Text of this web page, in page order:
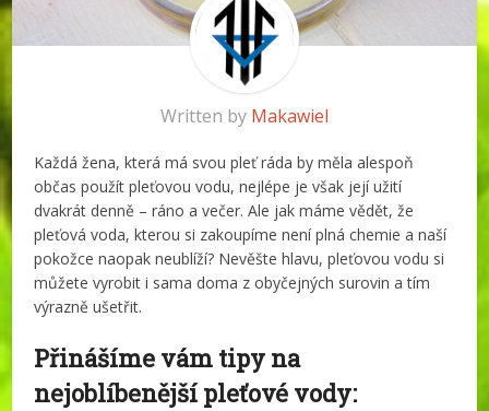
Written by Makawiel
Každá žena, která má svou pleť ráda by měla alespoň
občas použít pleťovou vodu, nejlépe je však její užití
dvakrát denně – ráno a večer. Ale jak máme vědět, že
pleťová voda, kterou si zakoupíme není plná chemie a naší
pokožce naopak neublíží? Nevěšte hlavu, pleťovou vodu si
můžete vyrobit i sama doma z obyčejných surovin a tím
výrazně ušetřit.
Přinášíme vám tipy na
nejoblíbenější pleťové vody: